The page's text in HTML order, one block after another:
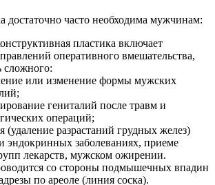
достаточно часто необходима мужчинам:
пластика включает
оперативного вмешательства,
сложного:
или изменение формы мужских
гениталий после травм и
операций;
(удаление разрастаний грудных желез)
эндокринных заболеваниях, приеме
лекарств, мужском ожирении.
со стороны подмышечных впадин
по ареоле (линия соска).